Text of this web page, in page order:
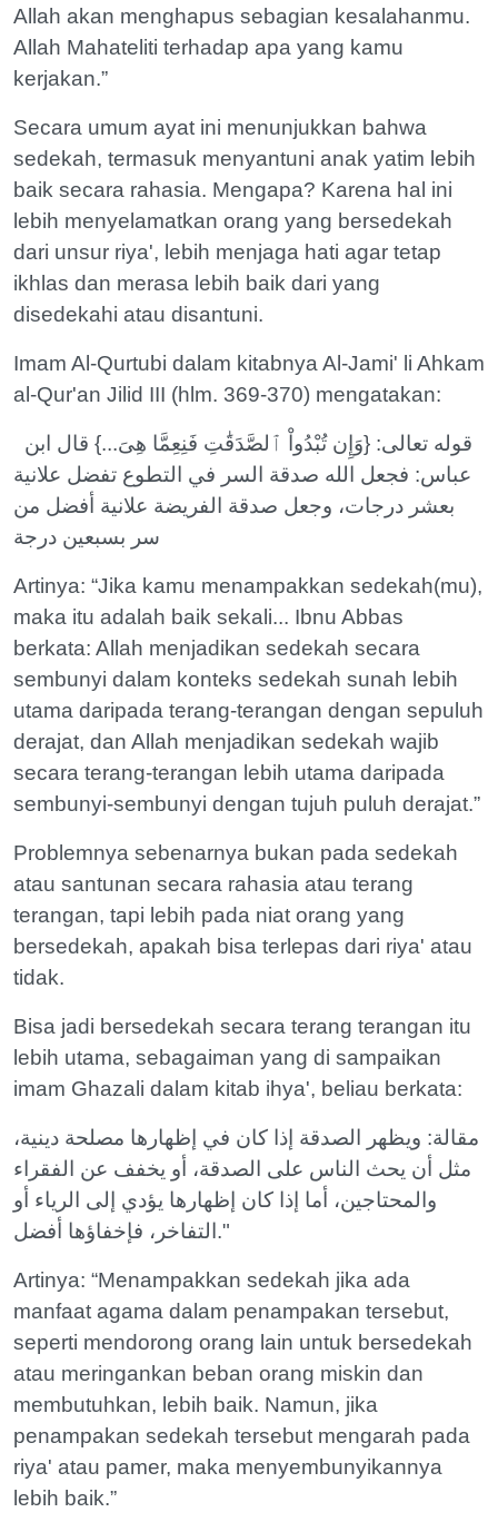
Allah akan menghapus sebagian kesalahanmu.
Allah Mahateliti terhadap apa yang kamu
kerjakan.”
Secara umum ayat ini menunjukkan bahwa
sedekah, termasuk menyantuni anak yatim lebih
baik secara rahasia. Mengapa? Karena hal ini
lebih menyelamatkan orang yang bersedekah
dari unsur riya', lebih menjaga hati agar tetap
ikhlas dan merasa lebih baik dari yang
disedekahi atau disantuni.
Imam Al-Qurtubi dalam kitabnya Al-Jami' li Ahkam
al-Qur'an Jilid III (hlm. 369-370) mengatakan:
عباس: فجعل الله صدقة السر في التطوع تفضل علانية
بعشر درجات، وجعل صدقة الفريضة علانية أفضل من
Artinya: “Jika kamu menampakkan sedekah(mu),
maka itu adalah baik sekali... Ibnu Abbas
berkata: Allah menjadikan sedekah secara
sembunyi dalam konteks sedekah sunah lebih
utama daripada terang-terangan dengan sepuluh
derajat, dan Allah menjadikan sedekah wajib
secara terang-terangan lebih utama daripada
sembunyi-sembunyi dengan tujuh puluh derajat.”
Problemnya sebenarnya bukan pada sedekah
atau santunan secara rahasia atau terang
terangan, tapi lebih pada niat orang yang
bersedekah, apakah bisa terlepas dari riya' atau
tidak.
Bisa jadi bersedekah secara terang terangan itu
lebih utama, sebagaiman yang di sampaikan
imam Ghazali dalam kitab ihya', beliau berkata:
مقالة: ويظهر الصدقة إذا كان في إظهارها مصلحة دينية،
مثل أن يحث الناس على الصدقة، أو يخفف عن الفقراء
والمحتاجين، أما إذا كان إظهارها يؤدي إلى الرياء أو
التفاخر، فإخفاؤها أفضل."
Artinya: “Menampakkan sedekah jika ada
manfaat agama dalam penampakan tersebut,
seperti mendorong orang lain untuk bersedekah
atau meringankan beban orang miskin dan
membutuhkan, lebih baik. Namun, jika
penampakan sedekah tersebut mengarah pada
riya' atau pamer, maka menyembunyikannya
lebih baik.”